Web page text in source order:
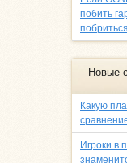
побить
Новые
Какую
Игроки в